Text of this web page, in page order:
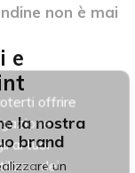
offrire
ai tuoi
dei
non è mai
e
la nostra
brand
un